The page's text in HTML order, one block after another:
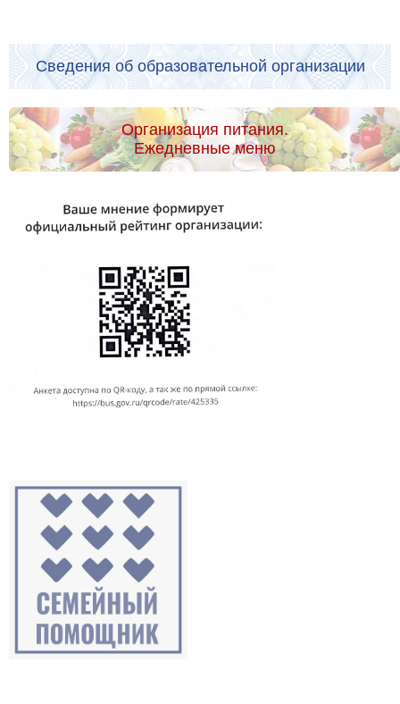
Сведения об образовательной организации
Организация питания.
Ежедневные меню